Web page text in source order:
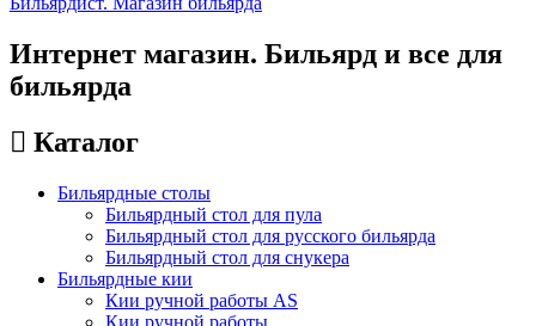
Интернет магазин. Бильярд и все для
бильярда
Каталог
Бильярдные столы
Бильярдный стол для пула
Бильярдный стол для русского бильярда
Бильярдный стол для снукера
Бильярдные кии
Кии ручной работы AS
Кии ручной работы